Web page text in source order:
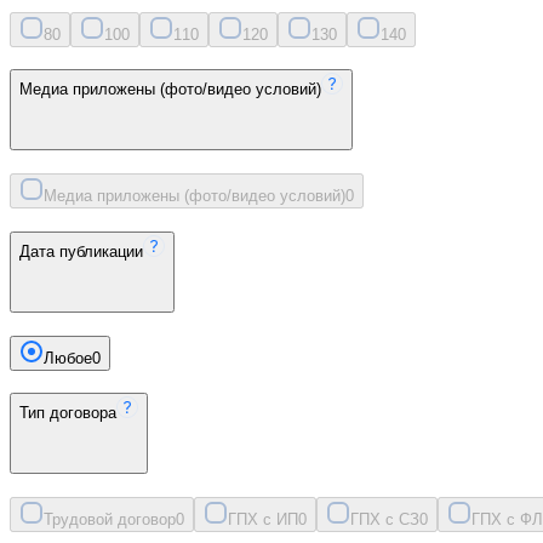
80 100 11 0 120 130 140
Медиа приложены (фото/видео условий)
Медиа приложены (фото/видео условий)0
Дата публикации
Любое0
Тип договора
Трудовой договор0 ГПХ с ИП0 ГПХ с СЗ0 ГПХ с ФЛ